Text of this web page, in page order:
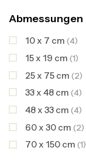
Abmessungen
10 x 7 cm (4)
15 x 19 cm (1)
25 x 75 cm (2)
33 x 48 cm (4)
48 x 33 cm (4)
60 x 30 cm (2)
70 x 150 cm (1)